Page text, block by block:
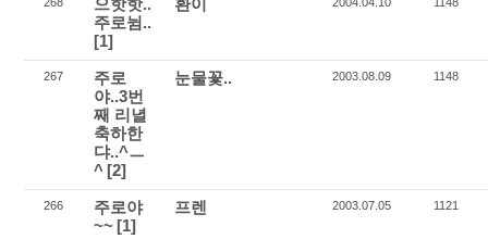
으핫핫..
주로뉨..
[1]
환이
267
주로
야..3번
째 리녈
축하한
댜..^ㅡ
^ [2]
눈물꽃.. 2003.08.09 1148
266
주로야
~~ [1]
프렌 2003.07.05 1121